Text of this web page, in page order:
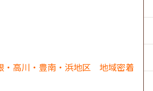
・高川・豊南・浜地区 地域密着